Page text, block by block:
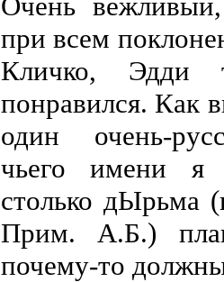
при всем
Кличко, Эдди
понравился. Как
один очень-
чьего имени я
столько дЫрьма
Прим. А.Б.)
почему-то